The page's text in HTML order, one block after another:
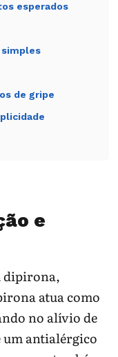
esperados
simples
de gripe
e
dipirona,
atua como
no alívio de
antialérgico